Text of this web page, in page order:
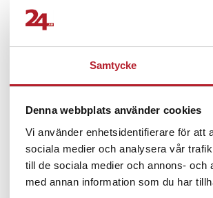
Samtycke
Denna webbplats använder cookies
Vi använder enhetsidentifierare för att
sociala medier och analysera vår
till de sociala medier och annons-
med annan information som du har
LY
Andra köpte också